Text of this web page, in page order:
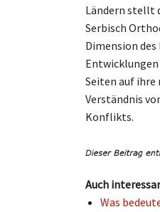
Ländern stellt
Serbisch
Dimension
Seiten auf
Verständnis
Konflikts.
Auch
Was